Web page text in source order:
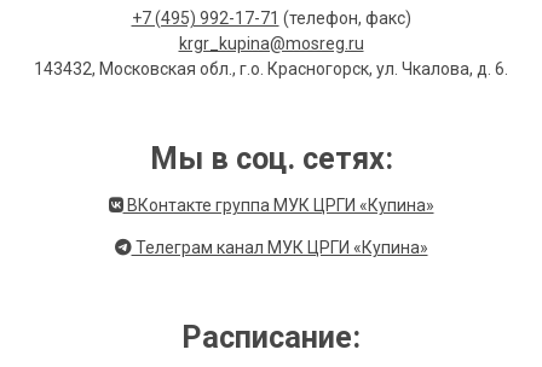
+7 (495) 992-17-71 (телефон, факс)
krgr_kupina@mosreg.ru
143432, Московская обл., г.о. Красногорск, ул. Чкалова, д. 6.
Мы в соц. сетях:
ВКонтакте группа МУК ЦРГИ «Купина»
Телеграм канал МУК ЦРГИ «Купина»
Расписание: